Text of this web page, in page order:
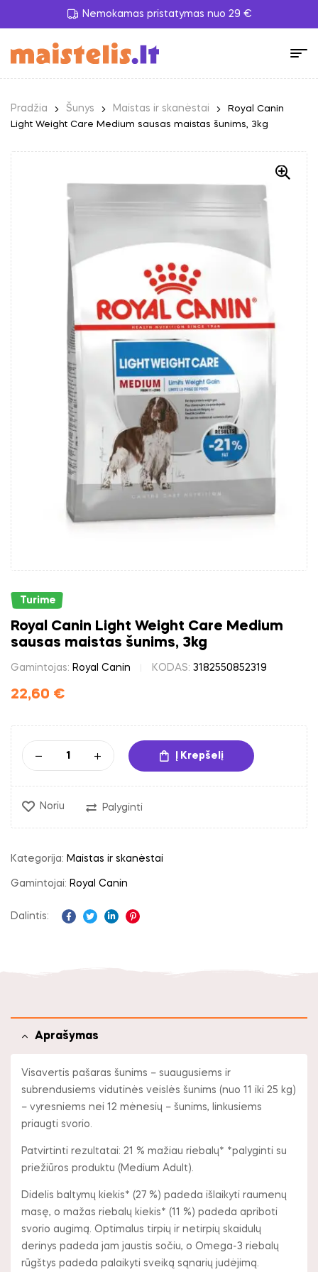
Nemokamas pristatymas nuo 29 €
Pradžia Šunys Maistas ir skanėstai
Royal Canin
Light Weight Care Medium sausas maistas šunims, 3kg
Turime
Royal Canin Light Weight Care Medium
sausas maistas šunims, 3kg
Gamintojas: Royal Canin KODAS: 3182550852319
22,60 €
Į Krepšelį
Noriu Palyginti
Kategorija: Maistas ir skanėstai
Gamintojai: Royal Canin
Dalintis:
Aprašymas
Visavertis pašaras šunims – suaugusiems ir
subrendusiems vidutinės veislės šunims (nuo 11 iki 25 kg)
– vyresniems nei 12 mėnesių – šunims, linkusiems
priaugti svorio.
Patvirtinti rezultatai: 21 % mažiau riebalų* *palyginti su
priežiūros produktu (Medium Adult).
Didelis baltymų kiekis* (27 %) padeda išlaikyti raumenų
masę, o mažas riebalų kiekis* (11 %) padeda apriboti
svorio augimą. Optimalus tirpių ir netirpių skaidulų
derinys padeda jam jaustis sočiu, o Omega-3 riebalų
rūgštys padeda palaikyti sveiką sąnarių judėjimą.